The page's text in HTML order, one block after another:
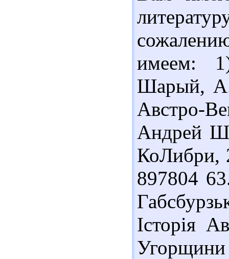
имеем:
Шарый,
Австро-
Андрей
КоЛибри,
897804
Історія